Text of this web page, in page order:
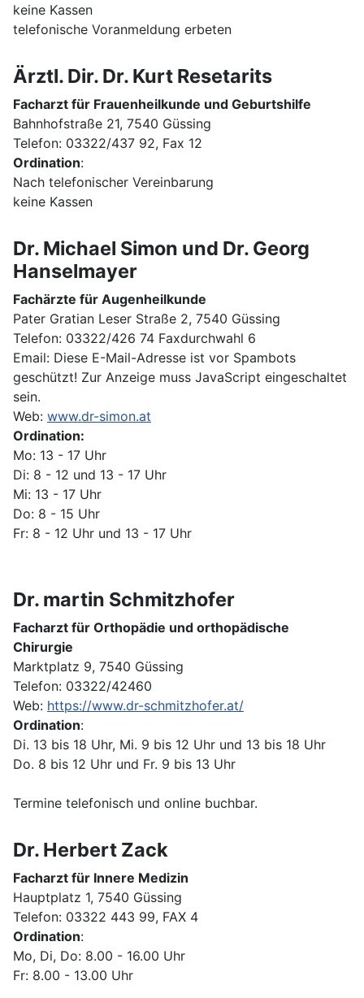
keine Kassen
telefonische Voranmeldung erbeten
Ärztl. Dir. Dr. Kurt Resetarits
Facharzt für Frauenheilkunde und Geburtshilfe
Bahnhofstraße 21, 7540 Güssing
Telefon: 03322/437 92, Fax 12
Ordination:
Nach telefonischer Vereinbarung
keine Kassen
Dr. Michael Simon und Dr. Georg
Hanselmayer
Fachärzte für Augenheilkunde
Pater Gratian Leser Straße 2, 7540 Güssing
Telefon: 03322/426 74 Faxdurchwahl 6
Email: Diese E-Mail-Adresse ist vor Spambots
geschützt! Zur Anzeige muss JavaScript eingeschaltet
sein.
Web: www.dr-simon.at
Ordination:
Mo: 13 - 17 Uhr
Di: 8 - 12 und 13 - 17 Uhr
Mi: 13 - 17 Uhr
Do: 8 - 15 Uhr
Fr: 8 - 12 Uhr und 13 - 17 Uhr
Dr. martin Schmitzhofer
Facharzt für Orthopädie und orthopädische
Chirurgie
Marktplatz 9, 7540 Güssing
Telefon: 03322/42460
Web: https://www.dr-schmitzhofer.at/
Ordination:
Di. 13 bis 18 Uhr, Mi. 9 bis 12 Uhr und 13 bis 18 Uhr
Do. 8 bis 12 Uhr und Fr. 9 bis 13 Uhr
Termine telefonisch und online buchbar.
Dr. Herbert Zack
Facharzt für Innere Medizin
Hauptplatz 1, 7540 Güssing
Telefon: 03322 443 99, FAX 4
Ordination:
Mo, Di, Do: 8.00 - 16.00 Uhr
Fr: 8.00 - 13.00 Uhr